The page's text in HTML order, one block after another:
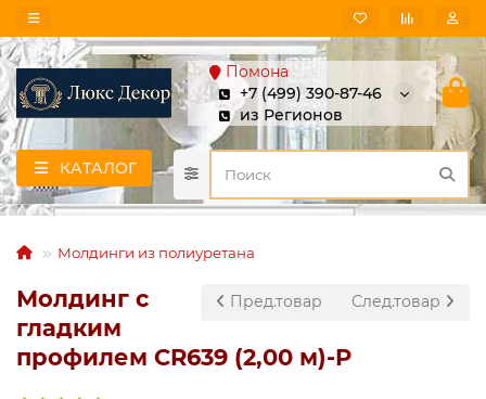
Помона
+7 (499) 390-87-46
из Регионов
КАТАЛОГ
Молдинги из полиуретана
Пред.товар След.товар
Молдинг с
гладким
профилем CR639 (2,00 м)-P